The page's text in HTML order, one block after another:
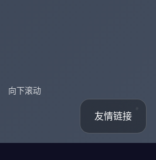
向下滚动
友情链接